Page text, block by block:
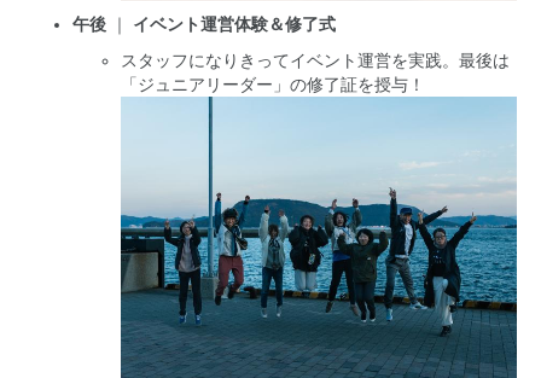
午後 ｜ イベント運営体験＆修了式
スタッフになりきってイベント運営を実践。最後は
「ジュニアリーダー」の修了証を授与！